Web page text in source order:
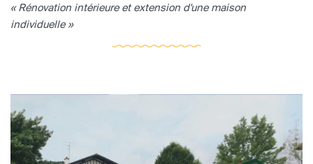
« Rénovation intérieure et extension d'une maison
individuelle »